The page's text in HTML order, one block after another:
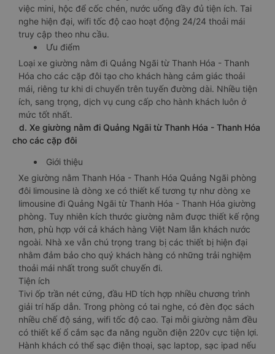
việc mini, hộc để cốc chén, nước uống đầy đủ tiện ích. Tai
nghe hiện đại, wifi tốc độ cao hoạt động 24/24 thoải mái
truy cập theo nhu cầu.
Ưu điểm
Loại xe giường nằm đi Quảng Ngãi từ Thanh Hóa - Thanh
Hóa cho các cặp đôi tạo cho khách hàng cảm giác thoải
mái, riêng tư khi di chuyển trên tuyến đường dài. Nhiều tiện
ích, sang trọng, dịch vụ cung cấp cho hành khách luôn ở
mức tốt nhất.
d. Xe giường nằm đi Quảng Ngãi từ Thanh Hóa - Thanh Hóa
cho các cặp đôi
Giới thiệu
Xe giường nằm Thanh Hóa - Thanh Hóa Quảng Ngãi phòng
đôi limousine là dòng xe có thiết kế tương tự như dòng xe
limousine đi Quảng Ngãi từ Thanh Hóa - Thanh Hóa giường
phòng. Tuy nhiên kích thước giường nằm được thiết kế rộng
hơn, phù hợp với cả khách hàng Việt Nam lẫn khách nước
ngoài. Nhà xe vẫn chú trọng trang bị các thiết bị hiện đại
nhằm đảm bảo cho quý khách hàng có những trải nghiệm
thoải mái nhất trong suốt chuyến đi.
Tiện ích
Tivi ốp trần nét cứng, đầu HD tích hợp nhiều chương trình
giải trí hấp dẫn. Trong phòng có tai nghe, có đèn đọc sách
nhiều chế độ sáng, wifi tốc độ cao. Tại mỗi giường nằm đều
có thiết kế ổ cắm sạc đa năng nguồn điện 220v cực tiện lợi.
Hành khách có thể sạc điện thoại, sạc laptop, sạc ipad nếu